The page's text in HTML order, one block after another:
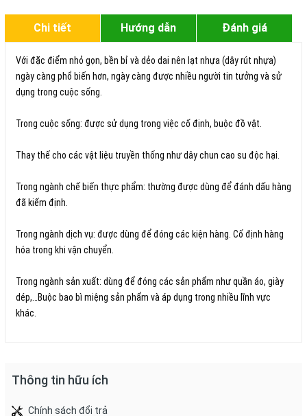
Chi tiết Hướng dẫn Đánh giá
Với đặc điểm nhỏ gọn, bền bỉ và dẻo dai nên lạt nhựa (dây rút nhựa)
ngày càng phổ biến hơn, ngày càng được nhiều người tin tưởng và sử
dụng trong cuộc sống.
Trong cuộc sống: được sử dụng trong việc cố định, buộc đồ vật.
Thay thế cho các vật liệu truyền thống như dây chun cao su độc hại.
Trong ngành chế biến thực phẩm: thường được dùng để đánh dấu hàng
đã kiếm định.
Trong ngành dịch vụ: được dùng để đóng các kiện hàng. Cố định hàng
hóa trong khi vận chuyển.
Trong ngành sản xuất: dùng để đóng các sản phẩm như quần áo, giày
dép,…Buộc bao bì miệng sản phẩm và áp dụng trong nhiều lĩnh vực
khác.
Thông tin hữu ích
Chính sách đổi trả